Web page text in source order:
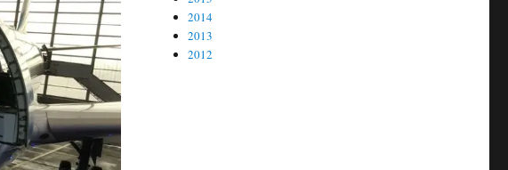
2014
2013
2012